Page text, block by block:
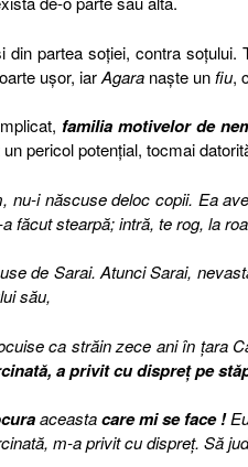
din partea soţiei, contra
uşor, iarAgara naşte unfiu,
familia motivelor de
pericol potenţial, tocmai
nu-i născuse deloc copii. Ea
făcut stearpă; intră, te rog, la
de Sarai. Atunci Sarai,
său,
ca străin zece ani în ţara
a privit cu dispreţ pe
aceastacare mi se face !
m-a privit cu dispreţ. Să